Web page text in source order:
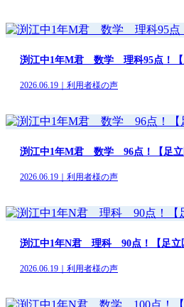
渕江中1年M君 数学 理科95点！【
2026.06.19｜利用者様の声
渕江中1年M君 数学 96点！【足立
2026.06.19｜利用者様の声
渕江中1年N君 理科 90点！【足立
2026.06.19｜利用者様の声